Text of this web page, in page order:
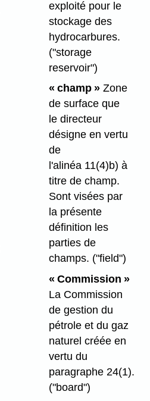
exploité pour le
stockage des
hydrocarbures.
("storage
reservoir")
« champ »Zone
de surface que
le directeur
désigne en vertu
de
l'alinéa 11(4)b) à
titre de champ.
Sont visées par
la présente
définition les
parties de
champs. ("field")
« Commission »
La Commission
de gestion du
pétrole et du gaz
naturel créée en
vertu du
paragraphe 24(1).
("board")